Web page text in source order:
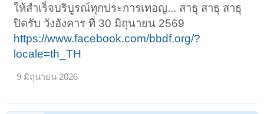
ให้สำเร็จบริบูรณ์ทุกประการเทอญ... สาธุ สาธุ สาธุ
ปิดรับ วังอังคาร ที่ 30 มิถุนายน 2569
https://www.facebook.com/bbdf.org/?
locale=th_TH
9 มิถุนายน 2026